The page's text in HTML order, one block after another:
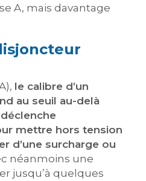
A, mais davantage
le calibre d’un
au seuil au-delà
mettre hors tension
d’une surcharge ou
néanmoins une
jusqu’à quelques